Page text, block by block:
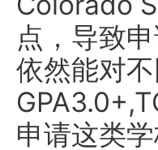
点，导致
依然能对
申请这类